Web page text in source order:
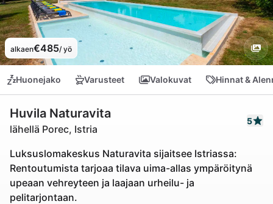
alkaen€485/ yö
Huonejako Varusteet Valokuvat Hinnat &
Huvila Naturavita
lähellä Porec, Istria
5
Luksuslomakeskus Naturavita sijaitsee Istriassa:
Rentoutumista tarjoaa tilava uima-allas ympäröitynä
upeaan vehreyteen ja laajaan urheilu- ja
pelitarjontaan.